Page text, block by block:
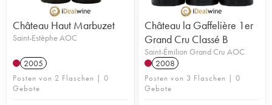
Château Haut Marbuzet
Saint-Estèphe AOC
2005
Posten von 2 Flaschen | 0
Gebote
Château la Gaffelière 1er
Grand Cru Classé B
Saint-Émilion Grand Cru AOC
2008
Posten von 3 Flaschen | 0
Gebote